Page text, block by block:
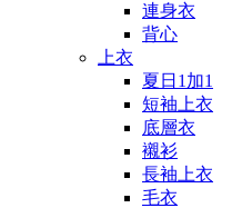
連身衣
背心
上衣
夏日1加1
短袖上衣
底層衣
襯衫
長袖上衣
毛衣